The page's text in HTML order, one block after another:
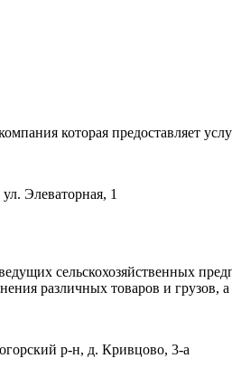
которая предоставляет
Элеваторная, 1
сельскохозяйственных
различных товаров и
р-н, д. Кривцово, 3-а